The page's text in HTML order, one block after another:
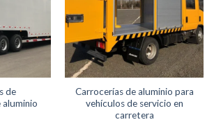
de
aluminio
Carrocerías de aluminio para
vehículos de servicio en
carretera